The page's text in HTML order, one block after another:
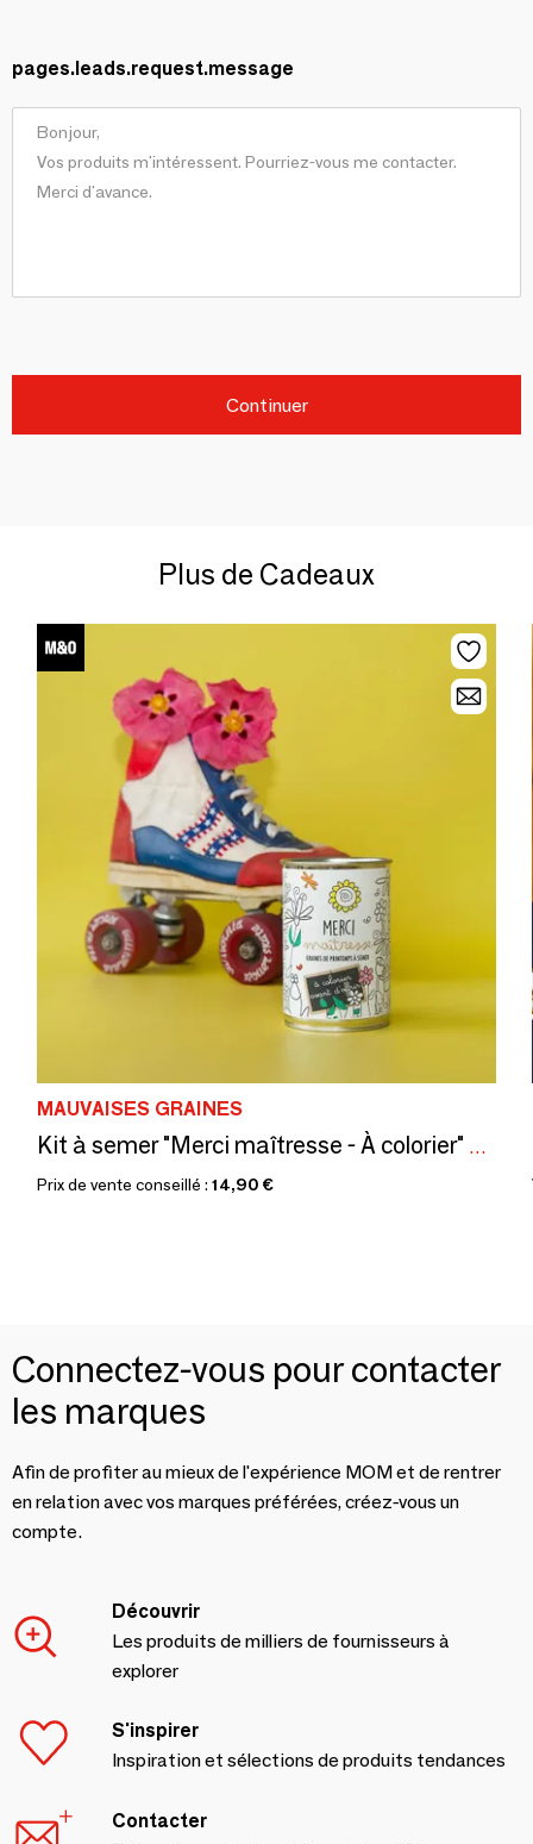
pages.leads.request.message
Continuer
Plus de Cadeaux
MAUVAISES GRAINES
Kit à semer "Merci maîtresse - À colorier" Fabriqué en France
Prix de vente conseillé : 14,90 €
Connectez-vous pour contacter
les marques
Afin de profiter au mieux de l'expérience MOM et de rentrer
en relation avec vos marques préférées, créez-vous un
compte.
Découvrir
Les produits de milliers de fournisseurs à
explorer
S'inspirer
Inspiration et sélections de produits tendances
Contacter